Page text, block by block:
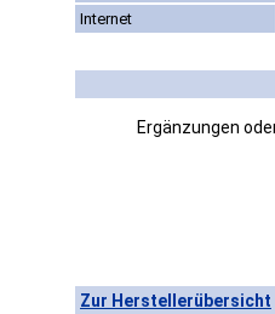
Internet
Ergänzungen
Zur Herstellerübersicht